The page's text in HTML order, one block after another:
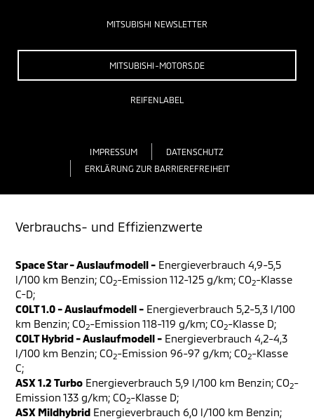
MITSUBISHI NEWSLETTER
MITSUBISHI-MOTORS.DE
REIFENLABEL
IMPRESSUM
DATENSCHUTZ
ERKLÄRUNG ZUR BARRIEREFREIHEIT
Verbrauchs- und Effizienzwerte
Space Star - Auslaufmodell - Energieverbrauch 4,9-5,5
l/100 km Benzin; CO2-Emission 112-125 g/km; CO2-Klasse
C-D;
COLT 1.0 - Auslaufmodell - Energieverbrauch 5,2-5,3 l/100
km Benzin; CO2-Emission 118-119 g/km; CO2-Klasse D;
COLT Hybrid - Auslaufmodell - Energieverbrauch 4,2-4,3
l/100 km Benzin; CO2-Emission 96-97 g/km; CO2-Klasse
C;
ASX 1.2 Turbo Energieverbrauch 5,9 l/100 km Benzin; CO2-
Emission 133 g/km; CO2-Klasse D;
ASX Mildhybrid Energieverbrauch 6,0 l/100 km Benzin;